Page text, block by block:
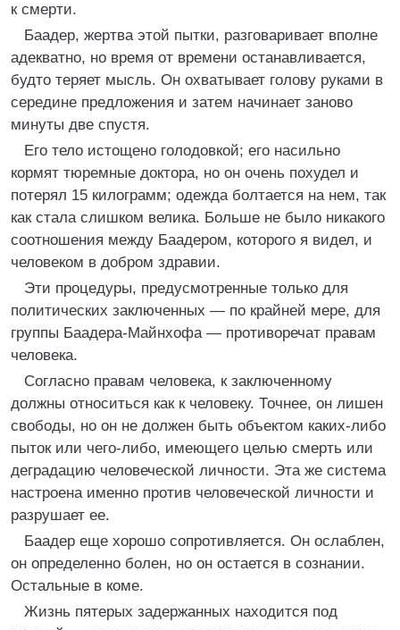
к смерти.
Баадер, жертва этой пытки, разговаривает вполне
адекватно, но время от времени останавливается,
будто теряет мысль. Он охватывает голову руками в
середине предложения и затем начинает заново
минуты две спустя.
Его тело истощено голодовкой; его насильно
кормят тюремные доктора, но он очень похудел и
потерял 15 килограмм; одежда болтается на нем, так
как стала слишком велика. Больше не было никакого
соотношения между Баадером, которого я видел, и
человеком в добром здравии.
Эти процедуры, предусмотренные только для
политических заключенных — по крайней мере, для
группы Баадера-Майнхофа — противоречат правам
человека.
Согласно правам человека, к заключенному
должны относиться как к человеку. Точнее, он лишен
свободы, но он не должен быть объектом каких-либо
пыток или чего-либо, имеющего целью смерть или
деградацию человеческой личности. Эта же система
настроена именно против человеческой личности и
разрушает ее.
Баадер еще хорошо сопротивляется. Он ослаблен,
он определенно болен, но он остается в сознании.
Остальные в коме.
Жизнь пятерых задержанных находится под